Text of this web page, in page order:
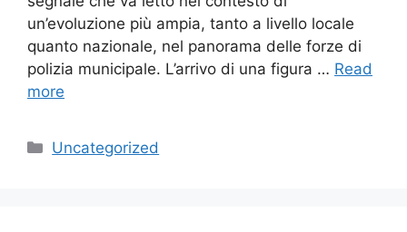
un’evoluzione più ampia, tanto a livello locale
quanto nazionale, nel panorama delle forze di
polizia municipale. L’arrivo di una figura … Read
more
Categories
Uncategorized